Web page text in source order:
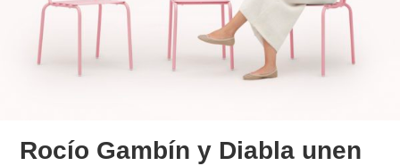
Rocío Gambín y Diabla unen